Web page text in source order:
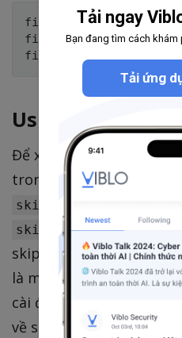
file = {id: '123',
file =
Using raw JSON
Để xử lý JSON
trong ứng dụng, gán
skip_serialization
skip_deserializaton
.
skip_serialization cho
là một string được
cài đặt
về sẽ giống như một
Tải ngay
Bạn đang tìm cách
Tải ứng